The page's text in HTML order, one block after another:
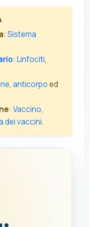
: Sistema
: Linfociti,
, anticorpoed
: Vaccino,
dei vaccini.